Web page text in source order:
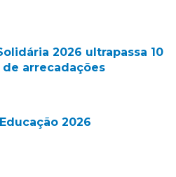
2026 ultrapassa 10
arrecadações
2026